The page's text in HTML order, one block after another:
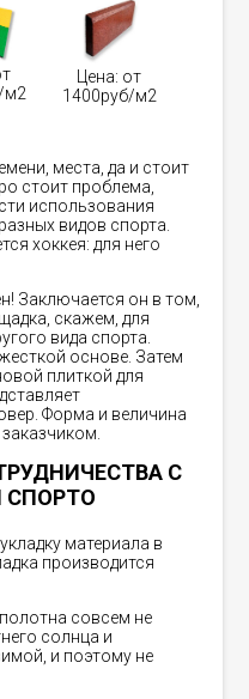
м2
Цена: от
1400руб/м2
места, да и стоит
стоит проблема,
использования
видов спорта.
хоккея: для него
Заключается он в том,
скажем, для
вида спорта.
основе. Затем
плиткой для
Форма и величина
С
СПОРТО
материала в
производится
совсем не
солнца и
и поэтому не